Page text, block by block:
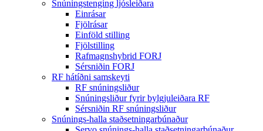
Snúningstenging ljósleiðara
Einrásar
Fjölrásar
Einföld stilling
Fjölstilling
Rafmagnshybrid FORJ
Sérsniðin FORJ
RF hátíðni samskeyti
RF snúningsliður
Snúningsliður fyrir bylgjuleiðara RF
Sérsniðin RF snúningsliður
Snúnings-halla staðsetningarbúnaður